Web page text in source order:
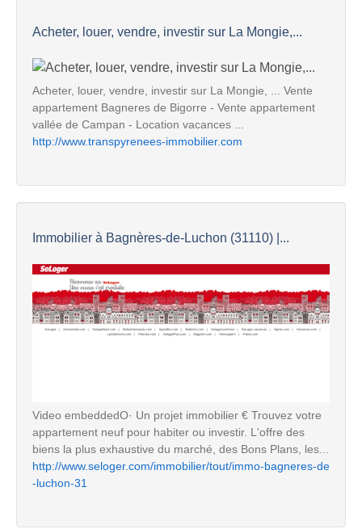
Acheter, louer, vendre, investir sur La Mongie,...
Acheter, louer, vendre, investir sur La Mongie, ... Vente
appartement Bagneres de Bigorre - Vente appartement
vallée de Campan - Location vacances ...
http://www.transpyrenees-immobilier.com
Immobilier à Bagnères-de-Luchon (31110) |...
Video embeddedO· Un projet immobilier € Trouvez votre
appartement neuf pour habiter ou investir. L'offre des
biens la plus exhaustive du marché, des Bons Plans, les...
http://www.seloger.com/immobilier/tout/immo-bagneres-de
-luchon-31